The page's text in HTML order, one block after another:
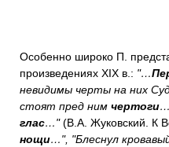
Особенно широко П.
произведениях XIX в.: "…
невидимы черты на них
стоят пред ним чертоги
глас…"(В.А. Жуковский. К
нощи…", "Блеснул